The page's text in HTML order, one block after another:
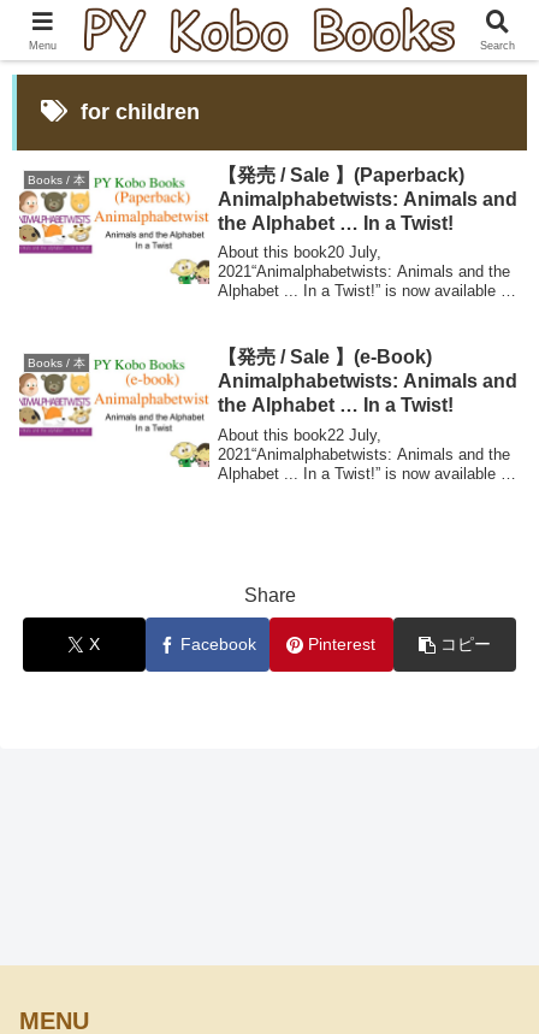
for children
Books / 本
【発売 / Sale 】(Paperback)
Animalphabetwists: Animals and
the Alphabet … In a Twist!
About this book20 July,
2021“Animalphabetwists: Animals and the
Alphabet ... In a Twist!” is now available in
Books / 本
【発売 / Sale 】(e-Book)
Animalphabetwists: Animals and
the Alphabet … In a Twist!
About this book22 July,
2021“Animalphabetwists: Animals and the
Alphabet ... In a Twist!” is now available in
Share
X Facebook Pinterest コピー
MENU
Menu Search